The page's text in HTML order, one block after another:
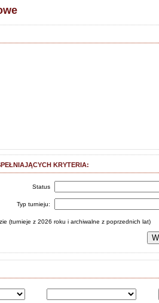
KRYTERIA:
Status
Typ turnieju:
(turnieje z 2026 roku i archiwalne z poprzednich lat)